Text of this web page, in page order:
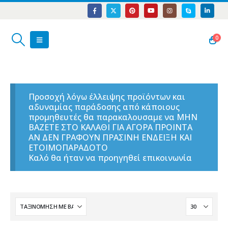
0
Προσοχή λόγω έλλειψης προϊόντων και
αδυναμίας παράδοσης από κάποιους
προμηθευτές θα παρακαλουσαμε να ΜΗΝ
ΒΑΖΕΤΕ ΣΤΟ ΚΑΛΑΘΙ ΓΙΑ ΑΓΟΡΑ ΠΡΟΙΝΤΑ
ΑΝ ΔΕΝ ΓΡΑΦΟΥΝ ΠΡΑΣΙΝΗ ΕΝΔΕΙΞΗ ΚΑΙ
ΕΤΟΙΜΟΠΑΡΑΔΟΤΟ
Καλό θα ήταν να προηγηθεί επικοινωνία